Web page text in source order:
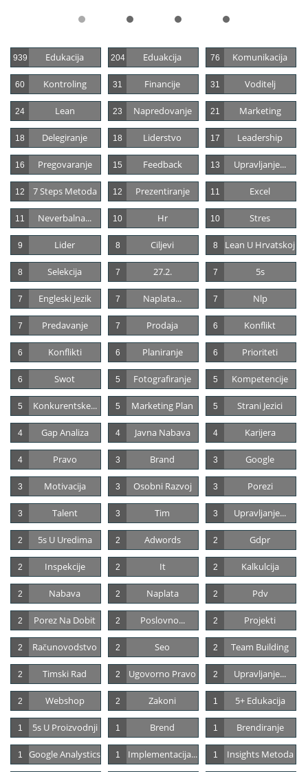
Edukacija
939 Eduakcija
204 Komunikacija
76
Kontroling
60 Financije
31 Voditelj
31
Lean
24 Napredovanje
23 Marketing
21
Delegiranje
18 Liderstvo
18 Leadership
17
Pregovaranje
16 Feedback
15 Upravljanje...
13
7 Steps Metoda
12 Prezentiranje
12 Excel
11
Neverbalna...
11 Hr
10 Stres
10
Lider
9 Ciljevi
8 Lean U Hrvatskoj
8
Selekcija
8 27.2.
7 5s
7
Engleski Jezik
7 Naplata...
7 Nlp
7
Predavanje
7 Prodaja
7 Konflikt
6
Konflikti
6 Planiranje
6 Prioriteti
6
Swot
6 Fotografiranje
5 Kompetencije
5
Konkurentske...
5 Marketing Plan
5 Strani Jezici
5
Gap Analiza
4 Javna Nabava
4 Karijera
4
Pravo
4 Brand
3 Google
3
Motivacija
3 Osobni Razvoj
3 Porezi
3
Talent
3 Tim
3 Upravljanje...
3
5s U Uredima
2 Adwords
2 Gdpr
2
Inspekcije
2 It
2 Kalkulcija
2
Nabava
2 Naplata
2 Pdv
2
Porez Na Dobit
2 Poslovno...
2 Projekti
2
Računovodstvo
2 Seo
2 Team Building
2
Timski Rad
2 Ugovorno Pravo
2 Upravljanje...
2
Webshop
2 Zakoni
2 5+ Edukacija
1
5s U Proizvodnji
1 Brend
1 Brendiranje
1
Google Analystics
1 Implementacija...
1 Insights Metoda
1